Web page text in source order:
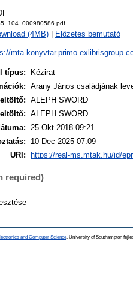
(4MB) Előzetes bemutató
mta-
típus:
Kézirat
Arany János családjának
ALEPH SWORD
ALEPH SWORD
25 Okt 2018 09:21
10 Dec 2025 07:09
URI:
https://real-ms.mtak.hu/id/
required)
and Computer Science , University of Southampton